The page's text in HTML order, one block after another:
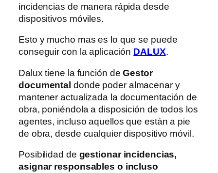
incidencias de manera rápida desde
dispositivos móviles.
Esto y mucho mas es lo que se puede
conseguir con la aplicación DALUX.
Dalux tiene la función deGestor
documental donde poder almacenar y
mantener actualizada la documentación de
obra, poniéndola a disposición de todos los
agentes, incluso aquellos que están a pie
de obra, desde cualquier dispositivo móvil.
Posibilidad de gestionar incidencias,
asignar responsables o incluso